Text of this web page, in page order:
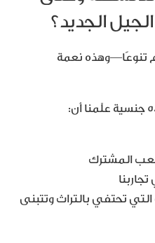
الجديد؟
تنوعًا—وهذه نعمة
المشترك
التي تحتفي بالتراث وتتبنى